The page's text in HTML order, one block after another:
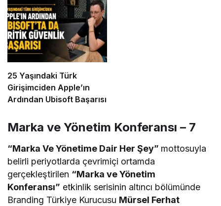
25 Yaşındaki Türk
Girişimciden Apple’ın
Ardından Ubisoft Başarısı
Marka ve Yönetim Konferansı – 7
“Marka Ve Yönetime Dair Her Şey” mottosuyla
belirli periyotlarda çevrimiçi ortamda
gerçekleştirilen “Marka ve Yönetim
Konferansı” etkinlik serisinin altıncı bölümünde
Branding Türkiye Kurucusu Mürsel Ferhat